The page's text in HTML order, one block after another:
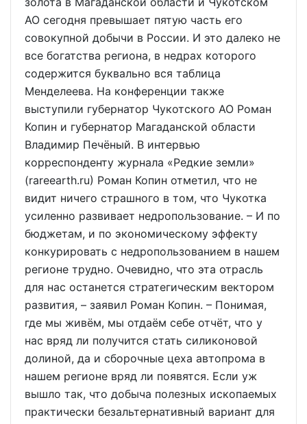
АО сегодня превышает пятую часть его
совокупной добычи в России. И это далеко не
все богатства региона, в недрах которого
содержится буквально вся таблица
Менделеева. На конференции также
выступили губернатор Чукотского АО Роман
Копин и губернатор Магаданской области
Владимир Печёный. В интервью
корреспонденту журнала «Редкие земли»
(rareearth.ru) Роман Копин отметил, что не
видит ничего страшного в том, что Чукотка
усиленно развивает недропользование. – И по
бюджетам, и по экономическому эффекту
конкурировать с недропользованием в нашем
регионе трудно. Очевидно, что эта отрасль
для нас останется стратегическим вектором
развития, – заявил Роман Копин. – Понимая,
где мы живём, мы отдаём себе отчёт, что у
нас вряд ли получится стать силиконовой
долиной, да и сборочные цеха автопрома в
нашем регионе вряд ли появятся. Если уж
вышло так, что добыча полезных ископаемых
практически безальтернативный вариант для